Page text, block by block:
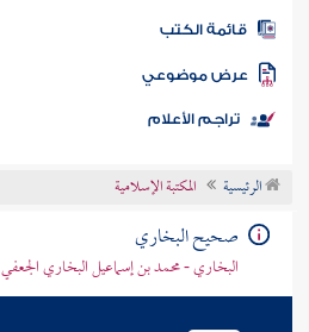
المكتبة
الكتب
موضوعي
تراجم الأعلام
الرئيسية المكتبة الإسلامية
صحيح البخاري
البخاري - محمد بن إسماعيل البخاري الجعفي